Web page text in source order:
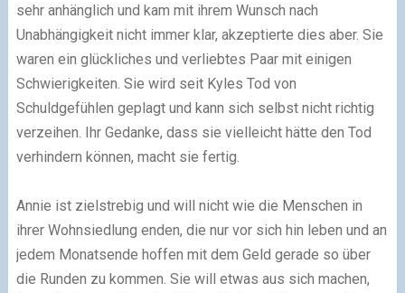
sehr anhänglich und kam mit ihrem Wunsch nach
Unabhängigkeit nicht immer klar, akzeptierte dies aber. Sie
waren ein glückliches und verliebtes Paar mit einigen
Schwierigkeiten. Sie wird seit Kyles Tod von
Schuldgefühlen geplagt und kann sich selbst nicht richtig
verzeihen. Ihr Gedanke, dass sie vielleicht hätte den Tod
verhindern können, macht sie fertig.
Annie ist zielstrebig und will nicht wie die Menschen in
ihrer Wohnsiedlung enden, die nur vor sich hin leben und an
jedem Monatsende hoffen mit dem Geld gerade so über
die Runden zu kommen. Sie will etwas aus sich machen,